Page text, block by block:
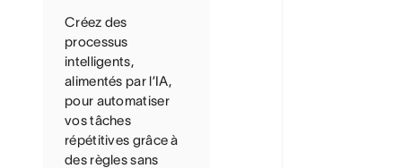
Créez des
processus
intelligents,
alimentés par l’IA,
pour automatiser
vos tâches
répétitives grâce à
des règles sans